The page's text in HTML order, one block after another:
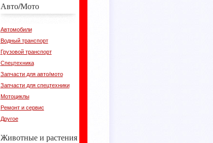
Авто/Мото
Автомобили
Водный транспорт
Грузовой транспорт
Спецтехника
Запчасти для авто/мото
Запчасти для спецтехники
Мотоциклы
Ремонт и сервис
Другое
Животные и растения